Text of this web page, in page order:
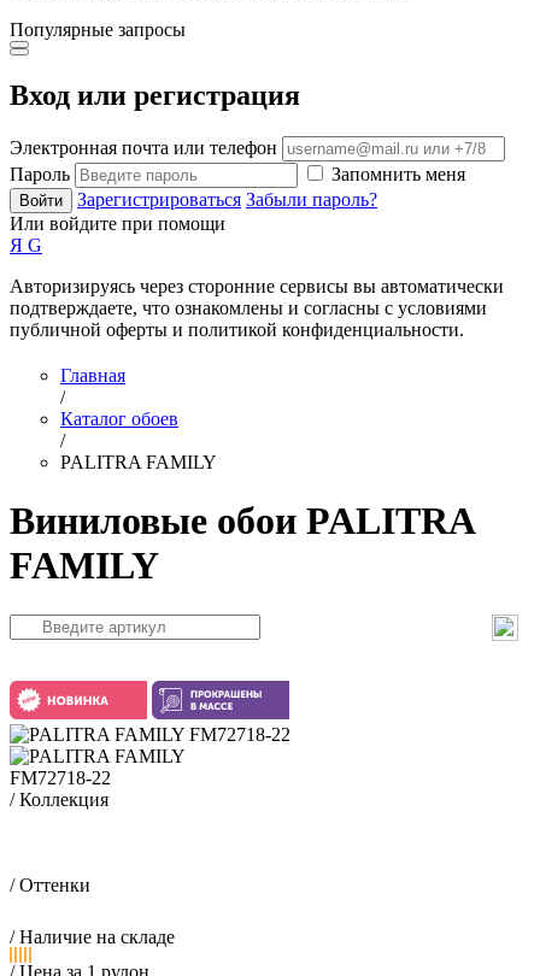
Популярные запросы
Вход или регистрация
Электронная почта или телефон
Пароль
Запомнить меня
Войти Зарегистрироваться Забыли пароль?
Или войдите при помощи
Я G
Авторизируясь через сторонние сервисы вы автоматически
подтверждаете, что ознакомлены и согласны с условиями
публичной оферты и политикой конфиденциальности.
Главная
/
Каталог обоев
/
PALITRA FAMILY
Виниловые обои PALITRA
FAMILY
FM72718-22
/ Коллекция
/ Оттенки
/ Наличие на складе
/ Цена за 1 рулон